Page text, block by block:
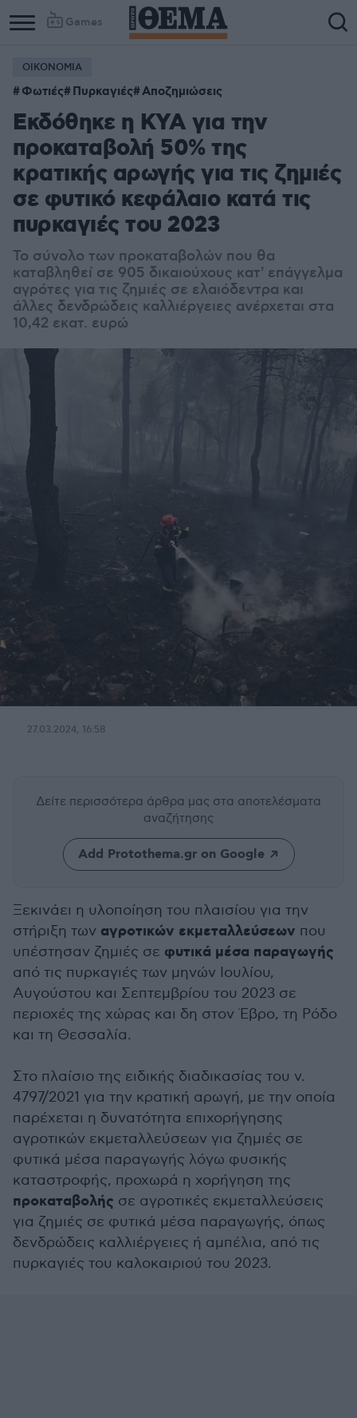
Games
ΟΙΚΟΝΟΜΙΑ
Φωτιές Πυρκαγιές Αποζημιώσεις
Εκδόθηκε η ΚΥΑ για την
προκαταβολή 50% της
κρατικής αρωγής για τις ζημιές
σε φυτικό κεφάλαιο κατά τις
πυρκαγιές του 2023
Το σύνολο των προκαταβολών που θα
καταβληθεί σε 905 δικαιούχους κατ' επάγγελμα
αγρότες για τις ζημιές σε ελαιόδεντρα και
άλλες δενδρώδεις καλλιέργειες ανέρχεται στα
10,42 εκατ. ευρώ
27.03.2024, 16:58
Δείτε περισσότερα άρθρα μας στα αποτελέσματα
αναζήτησης
Add Protothema.gr on Google
Ξεκινάει η υλοποίηση του πλαισίου για την
στήριξη των αγροτικών εκμεταλλεύσεων που
υπέστησαν ζημιές σε φυτικά μέσα παραγωγής
από τις πυρκαγιές των μηνών Ιουλίου,
Αυγούστου και Σεπτεμβρίου του 2023 σε
περιοχές της χώρας και δη στον Έβρο, τη Ρόδο
και τη Θεσσαλία.
Στο πλαίσιο της ειδικής διαδικασίας του ν.
4797/2021 για την κρατική αρωγή, με την οποία
παρέχεται η δυνατότητα επιχορήγησης
αγροτικών εκμεταλλεύσεων για ζημιές σε
φυτικά μέσα παραγωγής λόγω φυσικής
καταστροφής, προχωρά η χορήγηση της
προκαταβολής σε αγροτικές εκμεταλλεύσεις
για ζημιές σε φυτικά μέσα παραγωγής, όπως
δενδρώδεις καλλιέργειες ή αμπέλια, από τις
πυρκαγιές του καλοκαιριού του 2023.